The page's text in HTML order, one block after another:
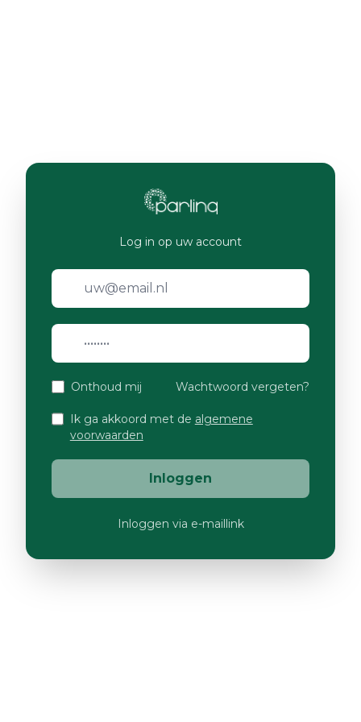
Log in op uw account
Onthoud mij Wachtwoord vergeten?
Ik ga akkoord met de algemene
voorwaarden
Inloggen
Inloggen via e-maillink